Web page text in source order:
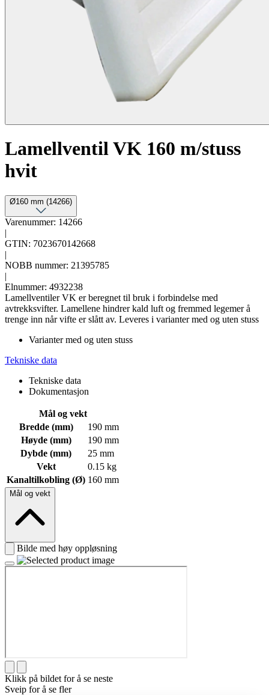
Lamellventil VK 160 m/stuss
hvit
Ø160 mm (14266)
Varenummer: 14266
|
GTIN: 7023670142668
|
NOBB nummer: 21395785
|
Elnummer: 4932238
Lamellventiler VK er beregnet til bruk i forbindelse med
avtrekksvifter. Lamellene hindrer kald luft og fremmed legemer å
trenge inn når vifte er slått av. Leveres i varianter med og uten stuss
Varianter med og uten stuss
Tekniske data
Tekniske data
Dokumentasjon
Mål og vekt
Bredde (mm)
190 mm
Høyde (mm)
190 mm
Dybde (mm)
25 mm
Vekt
0.15 kg
Kanaltilkobling (Ø) 160 mm
Mål og vekt
Bilde med høy oppløsning
Klikk på bildet for å se neste
Sveip for å se fler